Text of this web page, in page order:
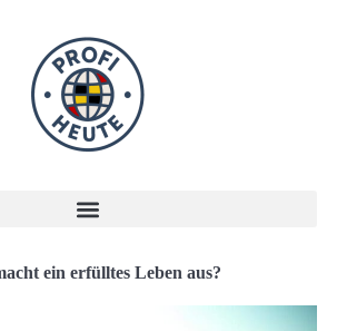
ein erfülltes Leben aus?